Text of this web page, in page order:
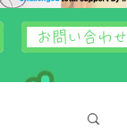
お問い合わせ